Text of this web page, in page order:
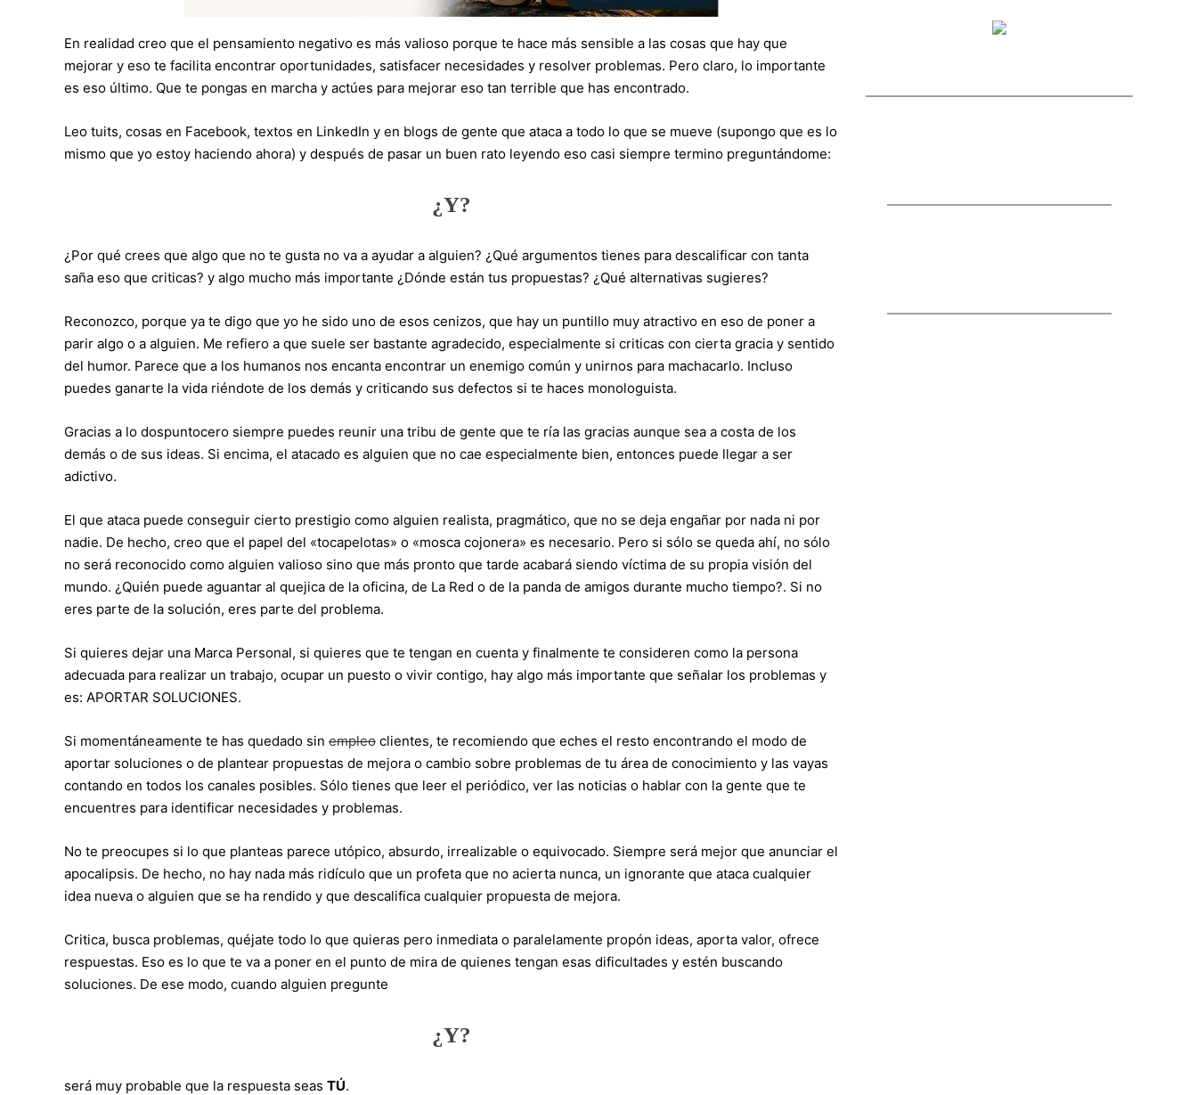
En realidad creo que el pensamiento negativo es más valioso porque te hace más sensible a las cosas que hay que
mejorar y eso te facilita encontrar oportunidades, satisfacer necesidades y resolver problemas. Pero claro, lo importante
es eso último. Que te pongas en marcha y actúes para mejorar eso tan terrible que has encontrado.
Leo tuits, cosas en Facebook, textos en LinkedIn y en blogs de gente que ataca a todo lo que se mueve (supongo que es lo
mismo que yo estoy haciendo ahora) y después de pasar un buen rato leyendo eso casi siempre termino preguntándome:
¿Y?
¿Por qué crees que algo que no te gusta no va a ayudar a alguien? ¿Qué argumentos tienes para descalificar con tanta
saña eso que criticas? y algo mucho más importante ¿Dónde están tus propuestas? ¿Qué alternativas sugieres?
Reconozco, porque ya te digo que yo he sido uno de esos cenizos, que hay un puntillo muy atractivo en eso de poner a
parir algo o a alguien. Me refiero a que suele ser bastante agradecido, especialmente si criticas con cierta gracia y sentido
del humor. Parece que a los humanos nos encanta encontrar un enemigo común y unirnos para machacarlo. Incluso
puedes ganarte la vida riéndote de los demás y criticando sus defectos si te haces monologuista.
Gracias a lo dospuntocero siempre puedes reunir una tribu de gente que te ría las gracias aunque sea a costa de los
demás o de sus ideas. Si encima, el atacado es alguien que no cae especialmente bien, entonces puede llegar a ser
adictivo.
El que ataca puede conseguir cierto prestigio como alguien realista, pragmático, que no se deja engañar por nada ni por
nadie. De hecho, creo que el papel del «tocapelotas» o «mosca cojonera» es necesario. Pero si sólo se queda ahí, no sólo
no será reconocido como alguien valioso sino que más pronto que tarde acabará siendo víctima de su propia visión del
mundo. ¿Quién puede aguantar al quejica de la oficina, de La Red o de la panda de amigos durante mucho tiempo?. Si no
eres parte de la solución, eres parte del problema.
Si quieres dejar una Marca Personal, si quieres que te tengan en cuenta y finalmente te consideren como la persona
adecuada para realizar un trabajo, ocupar un puesto o vivir contigo, hay algo más importante que señalar los problemas y
es: APORTAR SOLUCIONES.
Si momentáneamente te has quedado sin empleo clientes, te recomiendo que eches el resto encontrando el modo de
aportar soluciones o de plantear propuestas de mejora o cambio sobre problemas de tu área de conocimiento y las vayas
contando en todos los canales posibles. Sólo tienes que leer el periódico, ver las noticias o hablar con la gente que te
encuentres para identificar necesidades y problemas.
No te preocupes si lo que planteas parece utópico, absurdo, irrealizable o equivocado. Siempre será mejor que anunciar el
apocalipsis. De hecho, no hay nada más ridículo que un profeta que no acierta nunca, un ignorante que ataca cualquier
idea nueva o alguien que se ha rendido y que descalifica cualquier propuesta de mejora.
Critica, busca problemas, quéjate todo lo que quieras pero inmediata o paralelamente propón ideas, aporta valor, ofrece
respuestas. Eso es lo que te va a poner en el punto de mira de quienes tengan esas dificultades y estén buscando
soluciones. De ese modo, cuando alguien pregunte
¿Y?
será muy probable que la respuesta seas TÚ.